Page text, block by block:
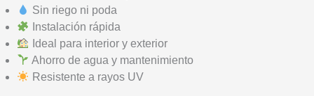
Sin riego ni poda
Instalación rápida
Ideal para interior y exterior
Ahorro de agua y mantenimiento
Resistente a rayos UV